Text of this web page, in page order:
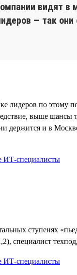
видят в
— так
лидеров по
выше шансы
держится и в
ступенях
специалист